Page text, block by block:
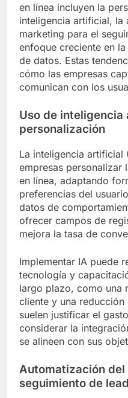
en línea incluyen la
inteligencia artificial, la
marketing para el
enfoque creciente en
de datos. Estas
cómo las empresas
comunican con los
Uso de
personalización
La inteligencia artificial
empresas personalizar
en línea, adaptando
preferencias del
datos de
ofrecer campos de
mejora la tasa de
Implementar IA puede
tecnología y
largo plazo, como una
cliente y una
suelen justificar el
considerar la
se alineen con sus
Automatización
seguimiento de